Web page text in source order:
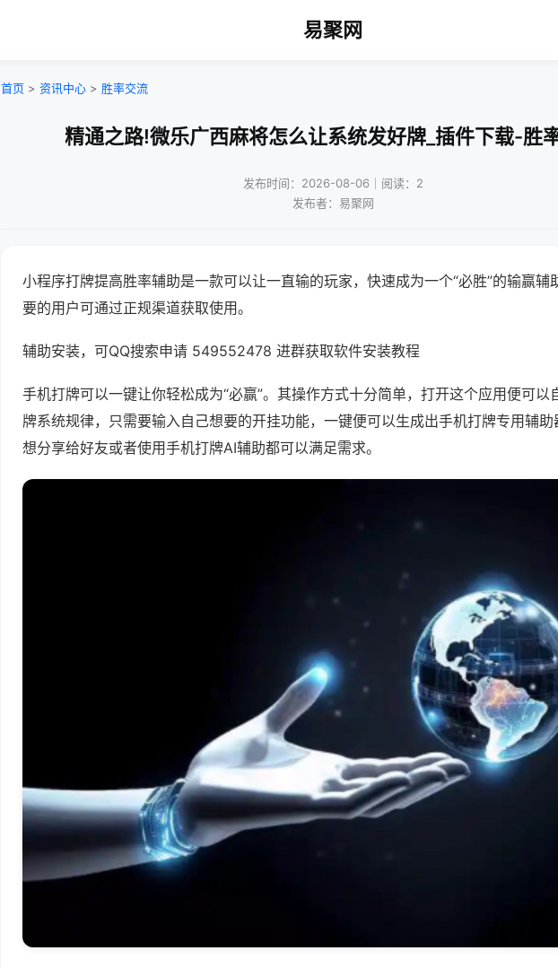
易聚网
首页 > 资讯中心 > 胜率交流
精通之路!微乐广西麻将怎么让系统发好牌_插件下载-胜
发布时间：2026-08-06｜阅读：2
发布者：易聚网
小程序打牌提高胜率辅助是一款可以让一直输的玩家，快速成为一个“必胜”的输赢辅
要的用户可通过正规渠道获取使用。
辅助安装，可QQ搜索申请 549552478 进群获取软件安装教程
手机打牌可以一键让你轻松成为“必赢”。其操作方式十分简单，打开这个应用便可以
牌系统规律，只需要输入自己想要的开挂功能，一键便可以生成出手机打牌专用辅助
想分享给好友或者使用手机打牌AI辅助都可以满足需求。